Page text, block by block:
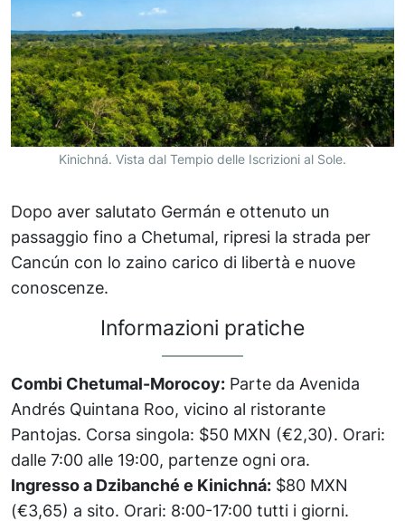
Kinichná. Vista dal Tempio delle Iscrizioni al Sole.
Dopo aver salutato Germán e ottenuto un
passaggio fino a Chetumal, ripresi la strada per
Cancún con lo zaino carico di libertà e nuove
conoscenze.
Informazioni pratiche
Combi Chetumal-Morocoy: Parte da Avenida
Andrés Quintana Roo, vicino al ristorante
Pantojas. Corsa singola: $50 MXN (€2,30). Orari:
dalle 7:00 alle 19:00, partenze ogni ora.
Ingresso a Dzibanché e Kinichná: $80 MXN
(€3,65) a sito. Orari: 8:00-17:00 tutti i giorni.